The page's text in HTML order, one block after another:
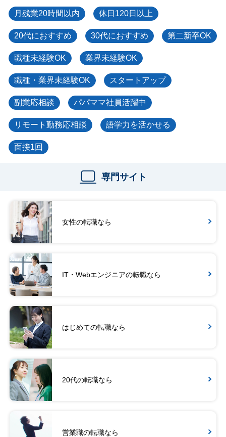
月残業20時間以内 休日120日以上
20代におすすめ 30代におすすめ 第二新卒OK
職種未経験OK 業界未経験OK
職種・業界未経験OK スタートアップ
副業応相談 パパママ社員活躍中
リモート勤務応相談 語学力を活かせる
面接1回
専門サイト
女性の転職なら
IT・Webエンジニアの転職なら
はじめての転職なら
20代の転職なら
営業職の転職なら